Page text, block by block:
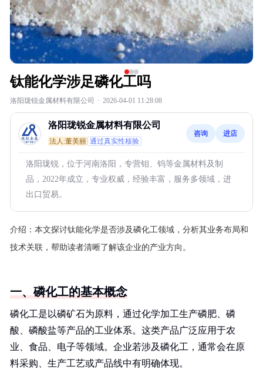
钛能化学涉足磷化工吗
洛阳珑锐金属材料有限公司 · 2026-04-01 11:28:08
洛阳珑锐金属材料有限公司
法人:董美丽 通过真实性核验
咨询 进店
洛阳珑锐，位于河南洛阳，专营钼、钨等金属材料及制
品，2022年成立，专业权威，经验丰富，服务多领域，进
出口贸易。
介绍： 本文探讨钛能化学是否涉及磷化工领域，分析其业务布局和
技术关联，帮助读者清晰了解该企业的产业方向。
一、磷化工的基本概念
磷化工是以磷矿石为原料，通过化学加工生产磷肥、磷
酸、磷酸盐等产品的工业体系。这类产品广泛应用于农
业、食品、电子等领域。企业若涉及磷化工，通常会在原
料采购、生产工艺或产品线中有明确体现。